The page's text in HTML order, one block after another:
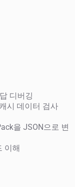
디버깅
시 데이터 검사
을 JSON으로 변
이해